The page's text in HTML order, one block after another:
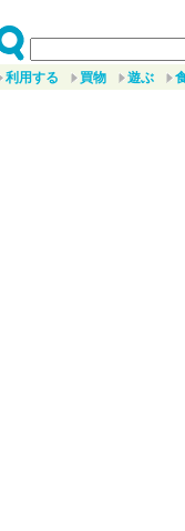
利用する 買物 遊ぶ